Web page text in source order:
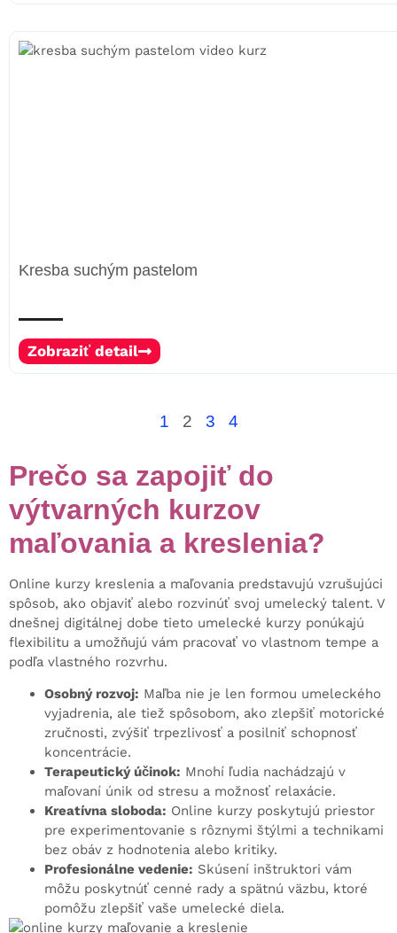
Kresba suchým pastelom
Zobraziť detail
1 2 3 4
Prečo sa zapojiť do
výtvarných kurzov
maľovania a kreslenia?
Online kurzy kreslenia a maľovania predstavujú vzrušujúci
spôsob, ako objaviť alebo rozvinúť svoj umelecký talent. V
dnešnej digitálnej dobe tieto umelecké kurzy ponúkajú
flexibilitu a umožňujú vám pracovať vo vlastnom tempe a
podľa vlastného rozvrhu.
Osobný rozvoj: Maľba nie je len formou umeleckého
vyjadrenia, ale tiež spôsobom, ako zlepšiť motorické
zručnosti, zvýšiť trpezlivosť a posilniť schopnosť
koncentrácie.
Terapeutický účinok: Mnohí ľudia nachádzajú v
maľovaní únik od stresu a možnosť relaxácie.
Kreatívna sloboda: Online kurzy poskytujú priestor
pre experimentovanie s rôznymi štýlmi a technikami
bez obáv z hodnotenia alebo kritiky.
Profesionálne vedenie: Skúsení inštruktori vám
môžu poskytnúť cenné rady a spätnú väzbu, ktoré
pomôžu zlepšiť vaše umelecké diela.